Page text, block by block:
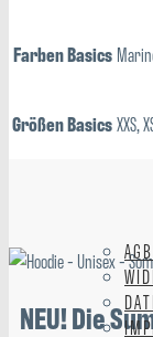
NEU! Die
Farben Basics
Größen BasicsXXS,